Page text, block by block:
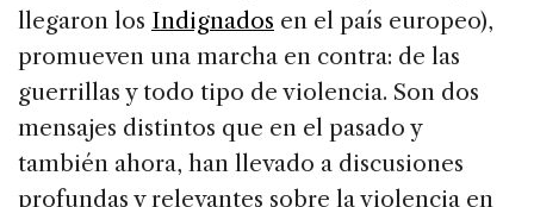
llegaron los Indignados en el país europeo),
promueven una marcha en contra: de las
guerrillas y todo tipo de violencia. Son dos
mensajes distintos que en el pasado y
también ahora, han llevado a discusiones
profundas y relevantes sobre la violencia en